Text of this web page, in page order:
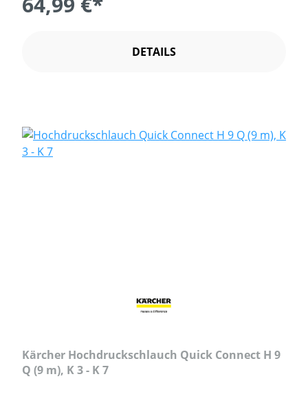
DETAILS
Kärcher Hochdruckschlauch Quick Connect H 9
Q (9 m), K 3 - K 7